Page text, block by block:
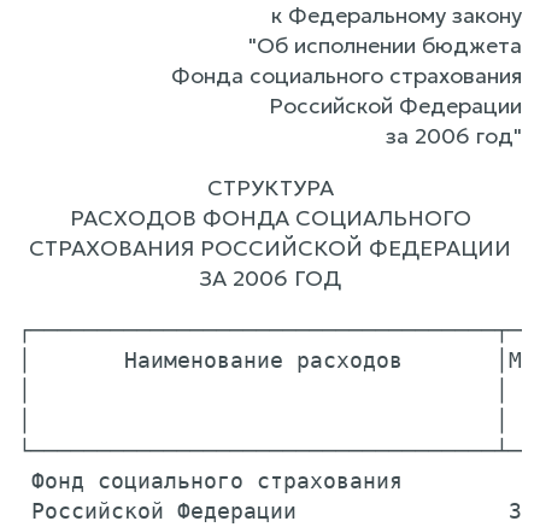
к Федеральному закону
"Об исполнении бюджета
Фонда социального страхования
Российской Федерации
за 2006 год"
СТРУКТУРА
РАСХОДОВ ФОНДА СОЦИАЛЬНОГО
СТРАХОВАНИЯ РОССИЙСКОЙ ФЕДЕРАЦИИ
ЗА 2006 ГОД
│       Наименование расходов
Фонд социального страхования
Российской Федерации